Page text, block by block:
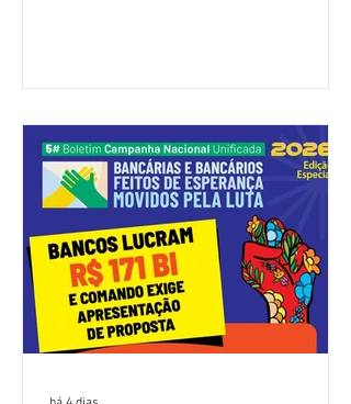
frustrando a expectativa de evolução
nas negociações da Campanha salarial
2026. Durante o encontro, o movimento
sindical voltou a defender a val